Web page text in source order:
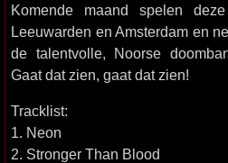
Komende maand spelen
Leeuwarden en Amsterdam en
de talentvolle, Noorse
Gaat dat zien, gaat dat zien!
Tracklist:
1. Neon
2. Stronger Than Blood